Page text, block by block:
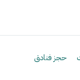
حجز فنادق